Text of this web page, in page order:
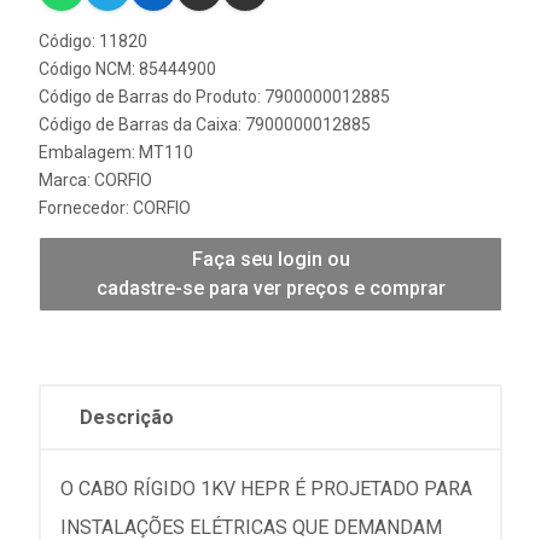
Código: 11820
Código NCM: 85444900
Código de Barras do Produto: 7900000012885
Código de Barras da Caixa: 7900000012885
Embalagem: MT110
Marca: CORFIO
Fornecedor: CORFIO
Faça seu login ou
cadastre-se para ver preços e comprar
Descrição
O CABO RÍGIDO 1KV HEPR É PROJETADO PARA
INSTALAÇÕES ELÉTRICAS QUE DEMANDAM